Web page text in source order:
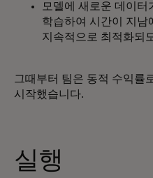
모델에 새로운 데이터
학습하여 시간이 지남
지속적으로 최적화되
그때부터 팀은 동적 수익률
시작했습니다.
실행